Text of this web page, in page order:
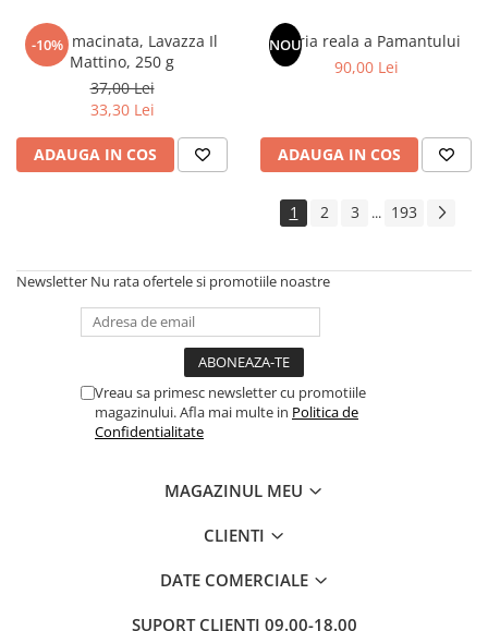
Instrumente si Truse Geometrie
Seturi scolare
Calculator
Consumabile & Accesorii
Cadouri
Literatura Romana
Literatura Universala
Carte Prescolara, Joc
Carti cartonate
-10%
Cafea macinata, Lavazza Il
Mattino, 250 g
37,00 Lei
33,30 Lei
ADAUGA IN COS
NOU
Istoria reala a Pamantului
90,00 Lei
ADAUGA IN COS
1 2 3 ... 193
Newsletter Nu rata ofertele si promotiile noastre
Vreau sa primesc newsletter cu promotiile
magazinului. Afla mai multe in Politica de
Confidentialitate
MAGAZINUL MEU
CLIENTI
DATE COMERCIALE
SUPORT CLIENTI 09.00-18.00